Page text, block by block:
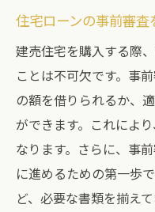
住宅ローンの事前審査
建売住宅を購入する際
ことは不可欠です。事
の額を借りられるか、
ができます。これによ
なります。さらに、事
に進めるための第一歩
ど、必要な書類を揃え